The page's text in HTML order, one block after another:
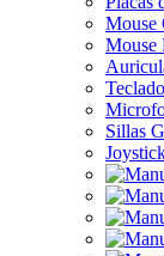
Mouse
Mouse
Sillas